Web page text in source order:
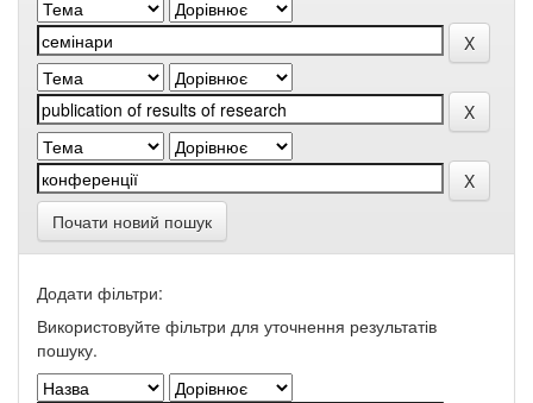
Почати новий пошук
Додати фільтри:
Використовуйте фільтри для уточнення результатів
пошуку.